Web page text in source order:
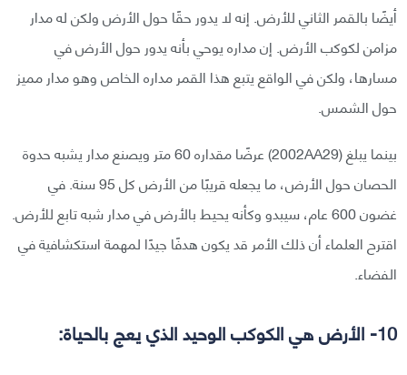
أيضًا بالقمر الثاني للأرض. إنه لا يدور حقًا حول الأرض ولكن له مدار
مزامن لكوكب الأرض. إن مداره يوحي بأنه يدور حول الأرض في
مسارها، ولكن في الواقع يتبع هذا القمر مداره الخاص وهو مدار مميز
حول الشمس.
بينما يبلغ (2002AA29) عرضًا مقداره 60 متر ويصنع مدار يشبه حدوة
الحصان حول الأرض، ما يجعله قريبًا من الأرض كل 95 سنة. في
غضون 600 عام، سيبدو وكأنه يحيط بالأرض في مدار شبه تابع للأرض.
اقترح العلماء أن ذلك الأمر قد يكون هدفًا جيدًا لمهمة استكشافية في
الفضاء.
10- الأرض هي الكوكب الوحيد الذي يعج بالحياة: